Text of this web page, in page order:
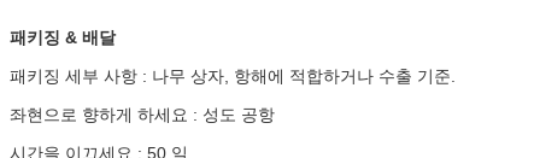
패키징 & 배달
패키징 세부 사항 : 나무 상자, 항해에 적합하거나 수출 기준.
좌현으로 향하게 하세요 : 성도 공항
시간을 이끄세요 : 50 일